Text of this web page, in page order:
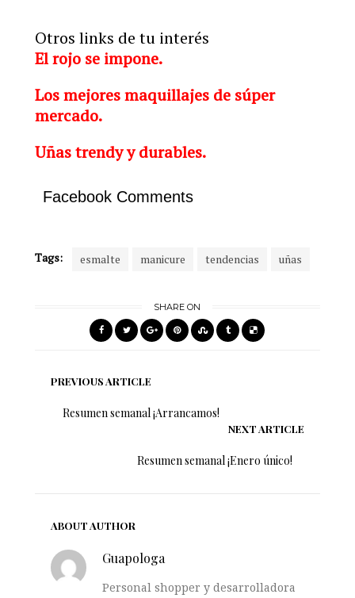
Otros links de tu interés
El rojo se impone.
Los mejores maquillajes de súper
mercado.
Uñas trendy y durables.
Facebook Comments
Tags: esmalte manicure tendencias uñas
SHARE ON
PREVIOUS ARTICLE
Resumen semanal ¡Arrancamos!
NEXT ARTICLE
Resumen semanal ¡Enero único!
ABOUT AUTHOR
Guapologa
Personal shopper y desarrolladora